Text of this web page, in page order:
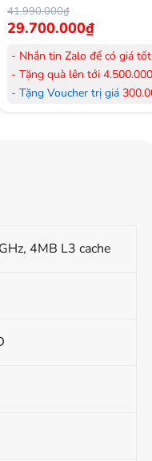
41.990.000₫
29.700.000₫
- Nhắn tin Zalo để có giá
- Tặng quà lên tới
- Tặng Voucher trị giá
- Vận chuyển Toàn Quốc.
4MB L3 cache